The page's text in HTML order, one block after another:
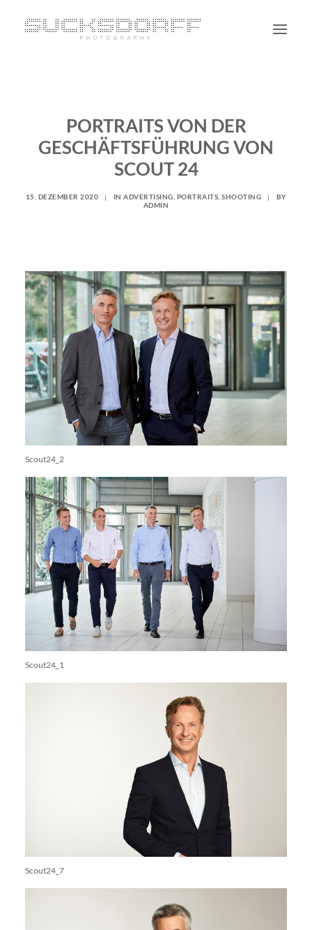
PORTRAITS VON DER
GESCHÄFTSFÜHRUNG VON
SCOUT 24
15. DEZEMBER 2020 | IN ADVERTISING PORTRAITS SHOOTING |
BY
ADMIN
Scout24_2
Scout24_1
Scout24_7